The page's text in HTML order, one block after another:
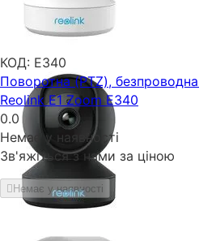
КОД: E340
Поворотна (PTZ),
Reolink E1 Zoom E340
0.0
Немає у наявності
Зв'яжіться з нами за ціною
Немає у наявності